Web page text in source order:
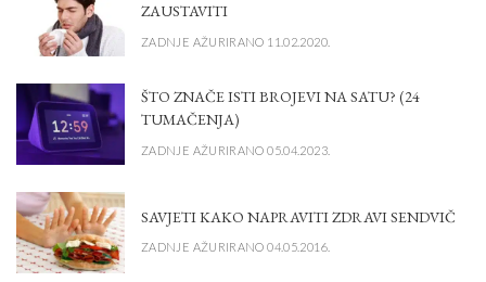
ZAUSTAVITI
ZADNJE AŽURIRANO 11.02.2020.
ŠTO ZNAČE ISTI BROJEVI NA SATU? (24
TUMAČENJA)
ZADNJE AŽURIRANO 05.04.2023.
SAVJETI KAKO NAPRAVITI ZDRAVI SENDVIČ
ZADNJE AŽURIRANO 04.05.2016.